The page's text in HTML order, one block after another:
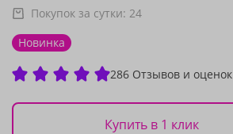
Покупок за сутки: 24
Новинка
286 Отзывов и оценок
Купить в 1 клик